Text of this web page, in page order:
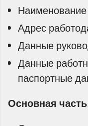
Наименование
Адрес
Данные
Данные
паспортные
Основная часть